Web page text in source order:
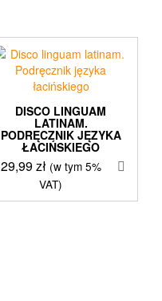
DISCO LINGUAM
LATINAM.
PODRĘCZNIK JĘZYKA
ŁACIŃSKIEGO
29,99zł (w tym 5%
VAT)